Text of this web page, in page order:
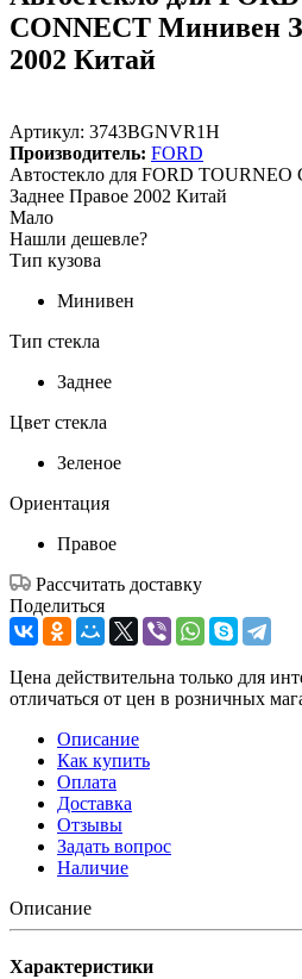
CONNECT Минивен
2002 Китай
Артикул: 3743BGNVR1H
Производитель: FORD
Автостекло для FORD
Заднее Правое 2002 Китай
Мало
Нашли дешевле?
Тип кузова
Минивен
Тип стекла
Заднее
Цвет стекла
Зеленое
Ориентация
Правое
Рассчитать доставку
Поделиться
Цена действительна только для
отличаться от цен в розничных
Описание
Как купить
Оплата
Доставка
Отзывы
Задать вопрос
Наличие
Описание
Характеристики